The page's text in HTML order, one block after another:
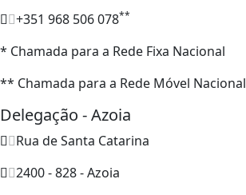
+351 968 506 078**
* Chamada para a Rede Fixa Nacional
** Chamada para a Rede Móvel Nacional
Delegação - Azoia
Rua de Santa Catarina
2400 - 828 - Azoia